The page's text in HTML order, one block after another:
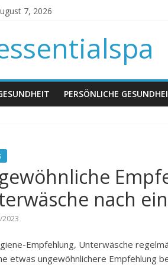
7, 2026
PERSÖNLICHE
nach
2023
Empfehlung, Unterwäsche
etwas ungewöhnlichere Empfehlung